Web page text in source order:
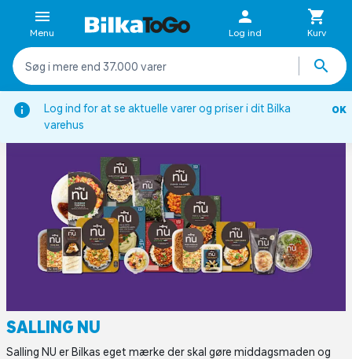
Log ind for at se aktuelle varer og priser i dit Bilka
varehus
OK
Menu Log ind Kurv
Forside Inspiration Egne Mærker Salling NU
SALLING NU
Salling NU er Bilkas eget mærke der skal gøre middagsmaden og